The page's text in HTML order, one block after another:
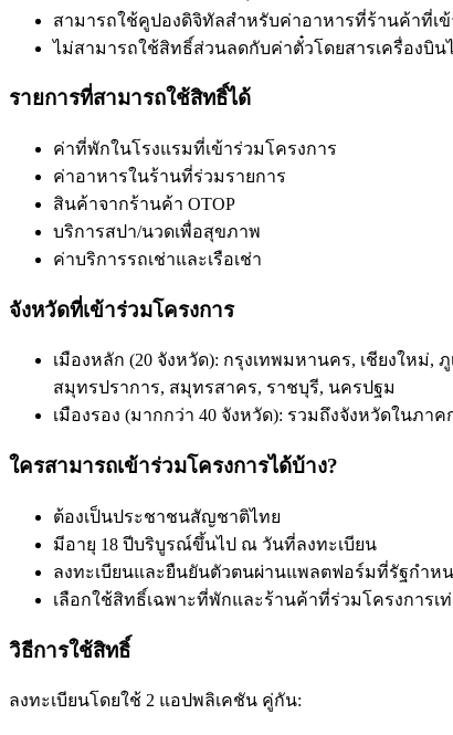
สามารถใช้คูปองดิจิทัลสำหรับค่าอาหารที่ร้านค้าที่เข้
ไม่สามารถใช้สิทธิ์ส่วนลดกับค่าตั๋วโดยสารเครื่องบิน
รายการที่สามารถใช้สิทธิ์ได้
ค่าที่พักในโรงแรมที่เข้าร่วมโครงการ
ค่าอาหารในร้านที่ร่วมรายการ
สินค้าจากร้านค้า OTOP
บริการสปา/นวดเพื่อสุขภาพ
ค่าบริการรถเช่าและเรือเช่า
จังหวัดที่เข้าร่วมโครงการ
เมืองหลัก (20 จังหวัด): กรุงเทพมหานคร, เชียงใหม่,
สมุทรปราการ, สมุทรสาคร, ราชบุรี, นครปฐม
เมืองรอง (มากกว่า 40 จังหวัด): รวมถึงจังหวัดในภา
ใครสามารถเข้าร่วมโครงการได้บ้าง?
ต้องเป็นประชาชนสัญชาติไทย
มีอายุ 18 ปีบริบูรณ์ขึ้นไป ณ วันที่ลงทะเบียน
ลงทะเบียนและยืนยันตัวตนผ่านแพลตฟอร์มที่รัฐกำห
เลือกใช้สิทธิ์เฉพาะที่พักและร้านค้าที่ร่วมโครงการเ
วิธีการใช้สิทธิ์
ลงทะเบียนโดยใช้ 2 แอปพลิเคชัน คู่กัน: